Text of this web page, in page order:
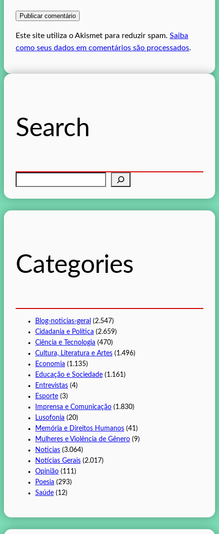
Este site utiliza o Akismet para reduzir spam. Saiba
como seus dados em comentários são processados.
Search
aCategories
Blog-noticias-geral (2.547)
Cidadania e Política (2.659)
Ciência e Tecnologia (470)
Cultura, Literatura e Artes (1.496)
Economia (1.135)
Educação e Sociedade (1.161)
Entrevistas (4)
Esporte (3)
Imprensa e Comunicação (1.830)
Lusofonia (20)
Memória e Direitos Humanos (41)
Mulheres e Violência de Gênero (9)
Noticias (3.064)
Notícias Gerais (2.017)
Opinião (111)
Poesia (293)
Saúde (12)